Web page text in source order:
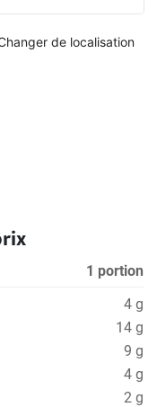
1 portion
4 g
14 g
9 g
4 g
2 g